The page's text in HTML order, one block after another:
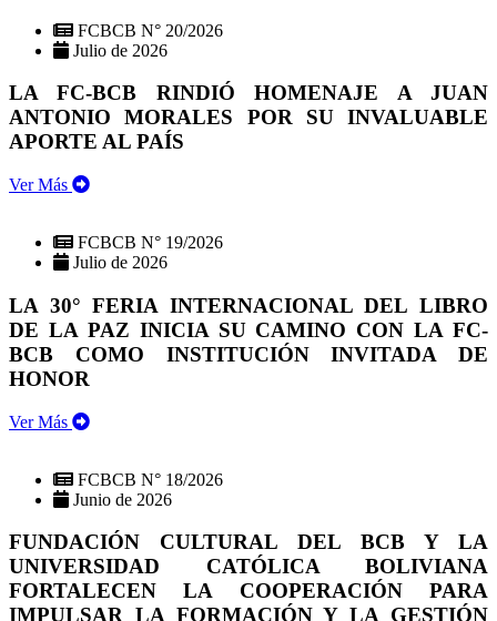
FCBCB N° 20/2026
Julio de 2026
LA FC-BCB RINDIÓ HOMENAJE A JUAN
ANTONIO MORALES POR SU INVALUABLE
APORTE AL PAÍS
Ver Más
FCBCB N° 19/2026
Julio de 2026
LA 30° FERIA INTERNACIONAL DEL LIBRO
DE LA PAZ INICIA SU CAMINO CON LA FC-
BCB COMO INSTITUCIÓN INVITADA DE
HONOR
Ver Más
FCBCB N° 18/2026
Junio de 2026
FUNDACIÓN CULTURAL DEL BCB Y LA
UNIVERSIDAD CATÓLICA BOLIVIANA
FORTALECEN LA COOPERACIÓN PARA
IMPULSAR LA FORMACIÓN Y LA GESTIÓN